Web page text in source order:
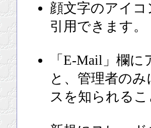
顔文字のアイ
引用できます。
「E-Mail」欄
と、管理者の
スを知られる